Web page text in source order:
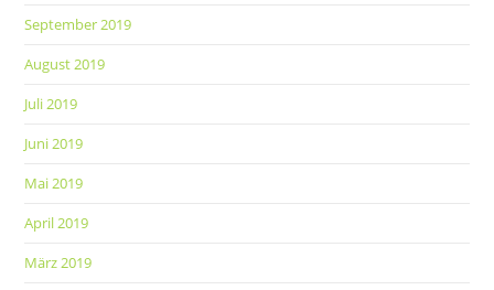
September 2019
August 2019
Juli 2019
Juni 2019
Mai 2019
April 2019
März 2019